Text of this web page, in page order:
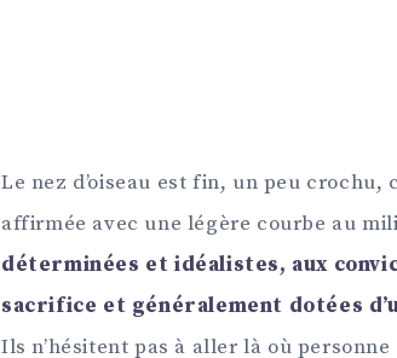
Le nez d’oiseau est fin, un peu
affirmée avec une légère courbe au
déterminées et idéalistes, aux
sacrifice et généralement dotées
Ils n’hésitent pas à aller là où personne